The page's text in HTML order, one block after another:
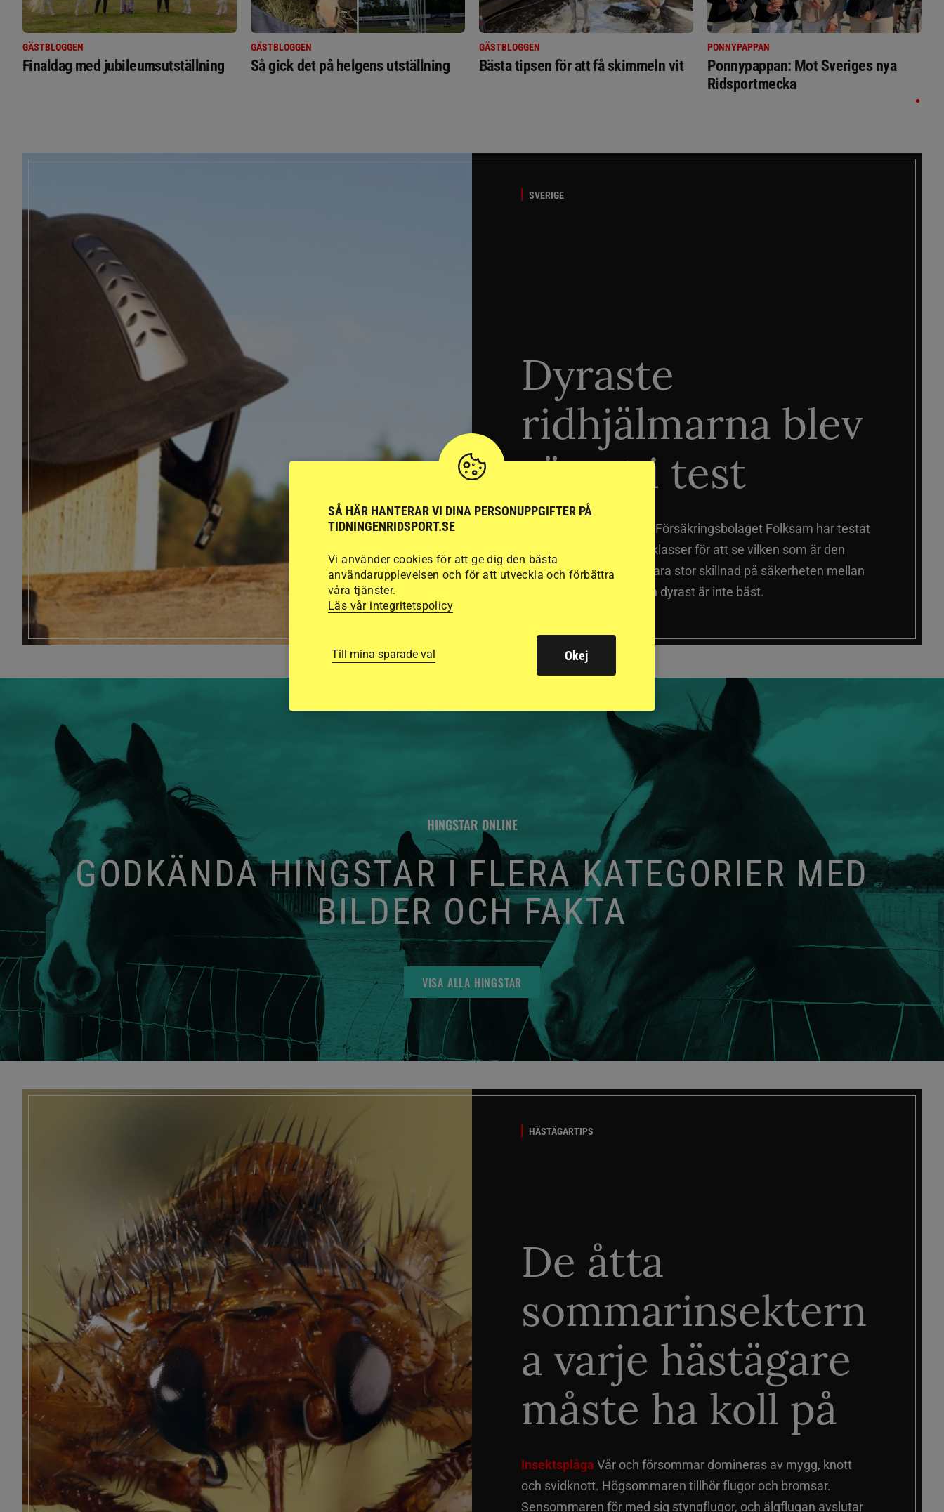
GÄSTBLOGGEN
Finaldag med jubileumsutställning
GÄSTBLOGGEN
Så gick det på helgens utställning
GÄSTBLOGGEN
Bästa tipsen för att få skimmeln vit
PONNYPAPPAN
Ponnypappan: Mot Sveriges nya
Ridsportmecka
SVERIGE
Dyraste
ridhjälmarna blev
sämst i test
Försäkringsbolaget Folksam har testat
15 ridhjälmar i olika prisklasser för att se vilken som är den
säkraste. Det visar sig vara stor skillnad på säkerheten mellan
de olika hjälmarna – och dyrast är inte bäst.
HINGSTAR ONLINE
GODKÄNDA HINGSTAR I FLERA KATEGORIER MED
BILDER OCH FAKTA
VISA ALLA HINGSTAR
HÄSTÄGARTIPS
De åtta
sommarinsektern
a varje hästägare
måste ha koll på
Insektsplåga Vår och försommar domineras av mygg, knott
och svidknott. Högsommaren tillhör flugor och bromsar.
Sensommaren för med sig styngflugor, och älgflugan avslutar
SÅ HÄR HANTERAR VI DINA PERSONUPPGIFTER PÅ
TIDNINGENRIDSPORT.SE
Vi använder cookies för att ge dig den bästa
användarupplevelsen och för att utveckla och förbättra
våra tjänster.
Läs vår integritetspolicy
Till mina sparade val Okej